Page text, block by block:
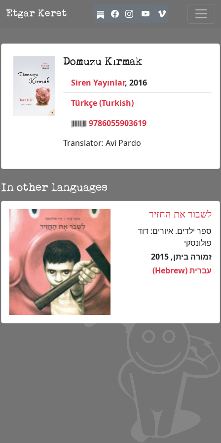
Etgar Keret
Domuzu Kırmak
Siren Yayınlar, 2016
Türkçe (Turkish)
9786055903619
Translator: Avi Pardo
In other languages
לשבור את החזיר
ספר ילדים. איורים: דוד
פולונסקי
זמורה ביתן, 2015
עברית (Hebrew)